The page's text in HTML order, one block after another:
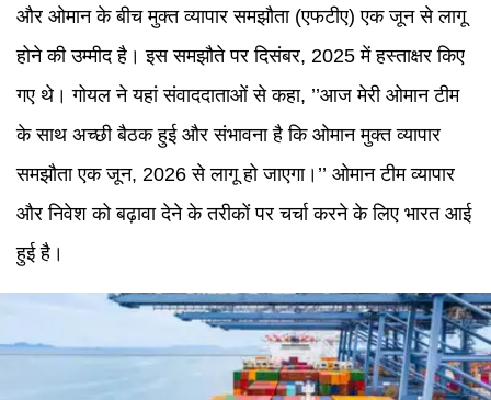
और ओमान के बीच मुक्त व्यापार समझौता (एफटीए) एक जून से लागू
होने की उम्मीद है। इस समझौते पर दिसंबर, 2025 में हस्ताक्षर किए
गए थे। गोयल ने यहां संवाददाताओं से कहा, ’’आज मेरी ओमान टीम
के साथ अच्छी बैठक हुई और संभावना है कि ओमान मुक्त व्यापार
समझौता एक जून, 2026 से लागू हो जाएगा।’’ ओमान टीम व्यापार
और निवेश को बढ़ावा देने के तरीकों पर चर्चा करने के लिए भारत आई
हुई है।